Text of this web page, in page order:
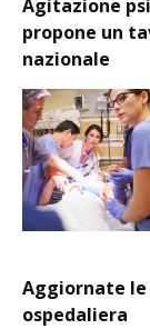
Agitazione
propone un
nazionale
Aggiornate
ospedaliera